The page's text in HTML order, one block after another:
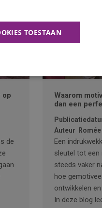
op
de
Waarom
dan een
Auteur
Een
sleutel tot een
steeds vaker
hoe
ontwikkelen
In deze blog
TOESTAAN